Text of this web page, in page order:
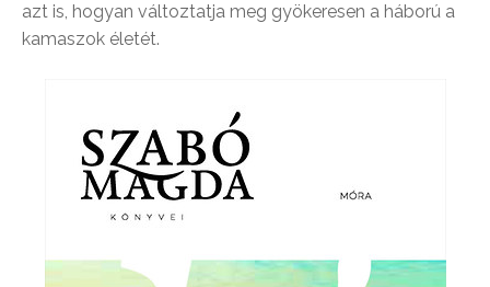
azt is, hogyan változtatja meg gyökeresen a háború a
kamaszok életét.